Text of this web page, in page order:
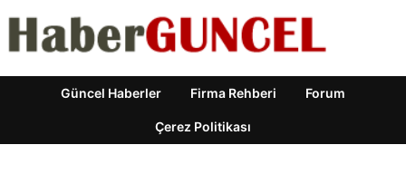
Güncel Haberler Firma Rehberi Forum
Çerez Politikası